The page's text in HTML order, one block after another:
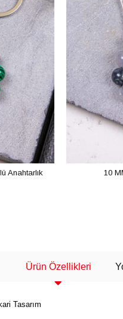
Anahtarlık
10
Ürün Özellikleri
Tasarım